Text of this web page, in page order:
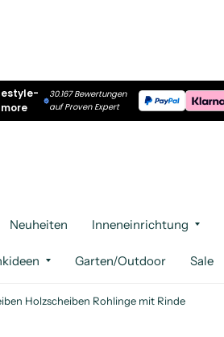
30.167 Bewertungen
auf Proven Expert
Neuheiten Inneneinrichtung
Garten/Outdoor Sale
Holzscheiben Rohlinge mit Rinde